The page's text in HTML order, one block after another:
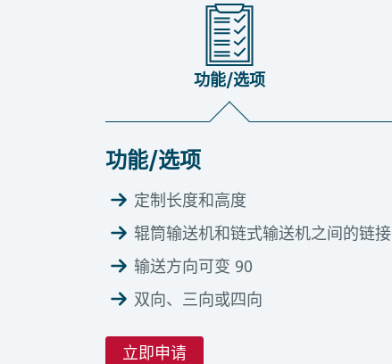
功能/选项
功能/选项
定制长度和高度
辊筒输送机和链式输送机之间的链接
输送方向可变 90
双向、三向或四向
立即申请